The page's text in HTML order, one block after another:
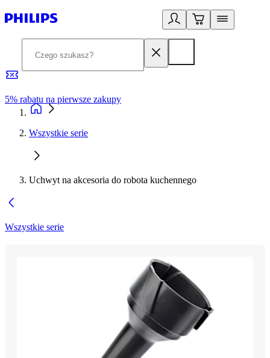
5% rabatu na pierwsze zakupy
Wszystkie serie
Uchwyt na akcesoria do robota kuchennego
Wszystkie serie